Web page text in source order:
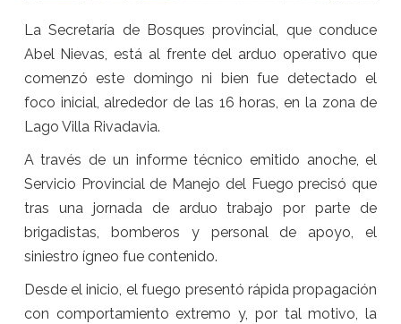
La Secretaría de Bosques provincial, que conduce
Abel Nievas, está al frente del arduo operativo que
comenzó este domingo ni bien fue detectado el
foco inicial, alrededor de las 16 horas, en la zona de
Lago Villa Rivadavia.
A través de un informe técnico emitido anoche, el
Servicio Provincial de Manejo del Fuego precisó que
tras una jornada de arduo trabajo por parte de
brigadistas, bomberos y personal de apoyo, el
siniestro ígneo fue contenido.
Desde el inicio, el fuego presentó rápida propagación
con comportamiento extremo y, por tal motivo, la